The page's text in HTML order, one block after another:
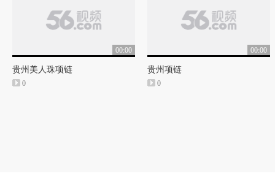
00:00
贵州美人珠项链
0
00:00
贵州项链
0